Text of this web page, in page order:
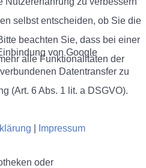
von Google
Datentransfer zu
(Art. 6 Abs. 1 lit. a DSGVO).
oder
selbst entscheiden, ob Sie die
beachten Sie, dass bei einer
alle Funktionalitäten der
Impressum